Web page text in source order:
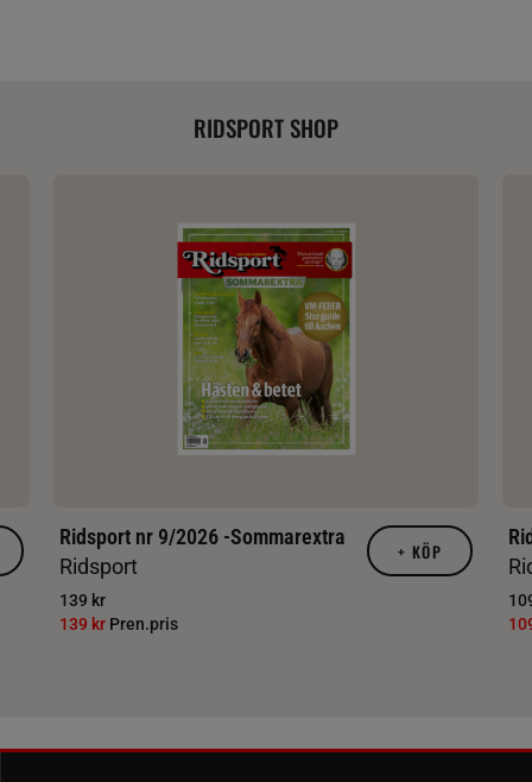
RIDSPORT SHOP
Ridsport nr 9/2026 -Sommarextra
Ridsport
139 kr
139 kr Pren.pris
+ KÖP